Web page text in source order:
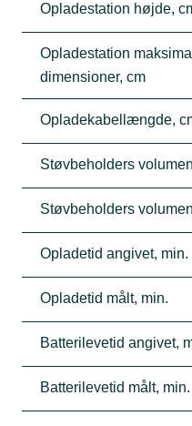
Opladestation højde,
Opladestation
dimensioner, cm
Opladekabellængde,
Støvbeholders
Støvbeholders
Opladetid angivet, min.
Opladetid målt, min.
Batterilevetid angivet,
Batterilevetid målt, min.